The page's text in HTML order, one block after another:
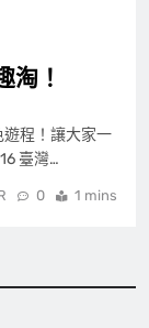
淘！
遊程！讓大家一
臺灣…
0 1 mins